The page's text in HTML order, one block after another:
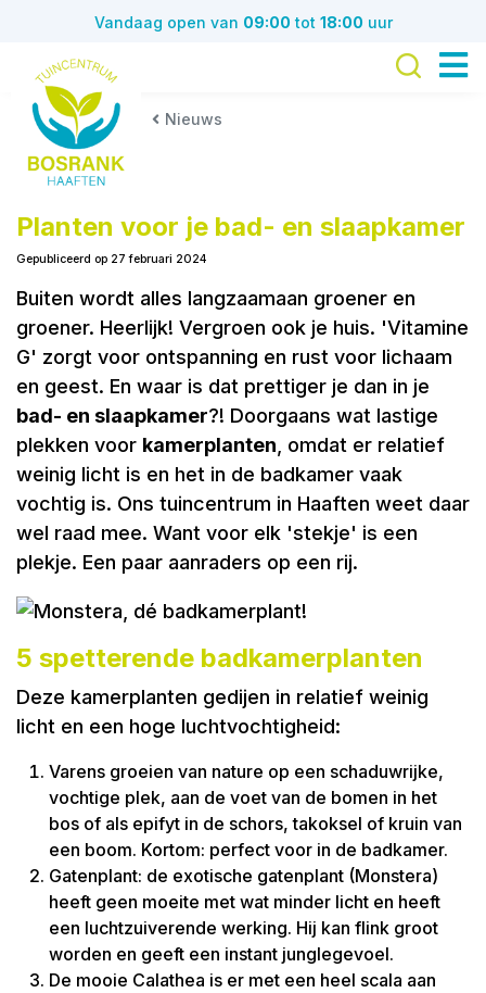
Nieuws
Vandaag open van 09:00 tot 18:00 uur
Planten voor je bad- en slaapkamer
Gepubliceerd op 27 februari 2024
Buiten wordt alles langzaamaan groener en
groener. Heerlijk! Vergroen ook je huis. 'Vitamine
G' zorgt voor ontspanning en rust voor lichaam
en geest. En waar is dat prettiger je dan in je
bad- en slaapkamer?! Doorgaans wat lastige
plekken voor kamerplanten , omdat er relatief
weinig licht is en het in de badkamer vaak
vochtig is. Ons tuincentrum in Haaften weet daar
wel raad mee. Want voor elk 'stekje' is een
plekje. Een paar aanraders op een rij.
5 spetterende badkamerplanten
Deze kamerplanten gedijen in relatief weinig
licht en een hoge luchtvochtigheid:
Varens groeien van nature op een schaduwrijke,
vochtige plek, aan de voet van de bomen in het
bos of als epifyt in de schors, takoksel of kruin van
een boom. Kortom: perfect voor in de badkamer.
Gatenplant: de exotische gatenplant (Monstera)
heeft geen moeite met wat minder licht en heeft
een luchtzuiverende werking. Hij kan flink groot
worden en geeft een instant junglegevoel.
De mooie Calathea is er met een heel scala aan